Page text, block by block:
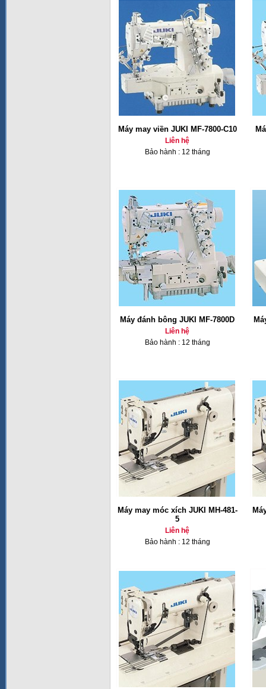
Máy may viền JUKI MF-7800-C10
Liên hệ
Bảo hành : 12 tháng
Máy đánh bông JUKI MF-7800D
Liên hệ
Bảo hành : 12 tháng
Máy may móc xích JUKI MH-481-
5
Liên hệ
Bảo hành : 12 tháng